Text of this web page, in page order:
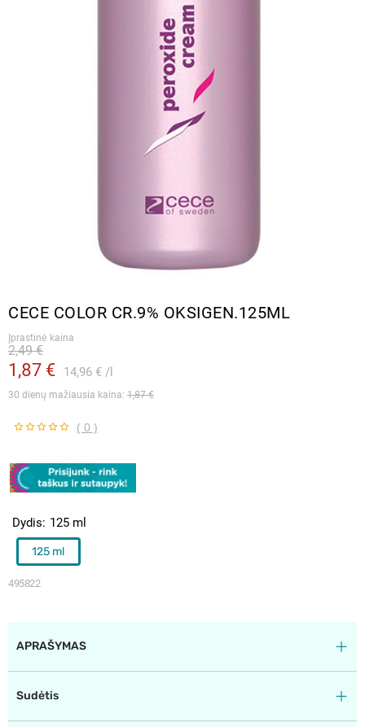
CECE COLOR CR.9% OKSIGEN.125ML
Įprastinė kaina
1,87 € 14,96 €
2,49 €
30 dienų mažiausia kaina: 1,87 €
( 0 )
495822
Dydis 125 ml
125 ml
APRAŠYMAS
Sudėtis